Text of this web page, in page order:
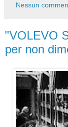
Nessun
"VOLEVO
per non